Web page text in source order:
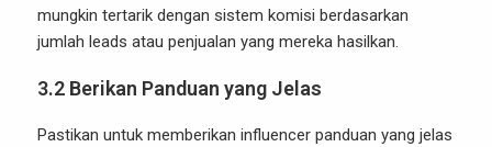
mungkin tertarik dengan sistem komisi berdasarkan
jumlah leads atau penjualan yang mereka hasilkan.
3.2 Berikan Panduan yang Jelas
Pastikan untuk memberikan influencer panduan yang jelas